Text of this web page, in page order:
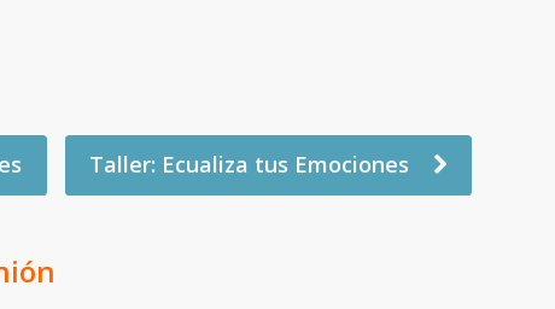
Taller: Ecualiza tus Emociones